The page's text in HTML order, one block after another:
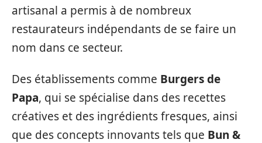
artisanal a permis à de nombreux
restaurateurs indépendants de se faire un
nom dans ce secteur.
Des établissements comme Burgers de
Papa, qui se spécialise dans des recettes
créatives et des ingrédients fresques, ainsi
que des concepts innovants tels que Bun &